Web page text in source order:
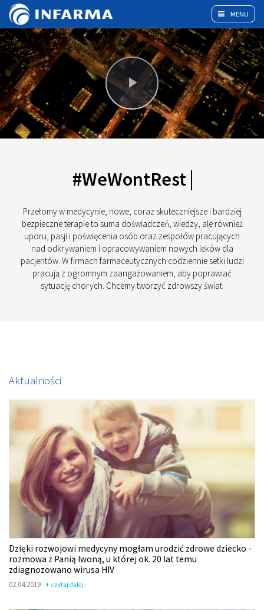
MENU
Play
Video
#WeWontRest
Przełomy w medycynie, nowe, coraz skuteczniejsze i bardziej
bezpieczne terapie to suma doświadczeń, wiedzy, ale również
uporu, pasji i poświęcenia osób oraz zespołów pracujących
nad odkrywaniem i opracowywaniem nowych leków dla
pacjentów. W firmach farmaceutycznych codziennie setki ludzi
pracują z ogromnym zaangażowaniem, aby poprawiać
sytuację chorych. Chcemy tworzyć zdrowszy świat.
Aktualności
Dzięki rozwojowi medycyny mogłam urodzić zdrowe dziecko -
rozmowa z Panią Iwoną, u której ok. 20 lat temu
zdiagnozowano wirusa HIV
02.04.2019 czytaj dalej